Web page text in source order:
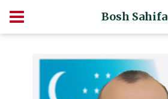
Bosh Sahifa